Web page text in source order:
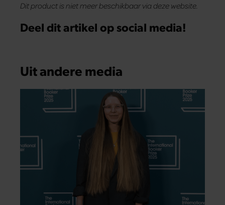
Dit product is niet meer beschikbaar via deze website.
Deel dit artikel op social media!
Uit andere media